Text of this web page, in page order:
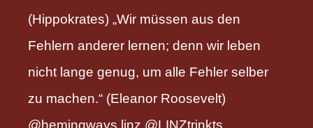
(Hippokrates) „Wir müssen aus den
Fehlern anderer lernen; denn wir leben
nicht lange genug, um alle Fehler selber
zu machen.“ (Eleanor Roosevelt)
@hemingways.linz @LINZtrinkts